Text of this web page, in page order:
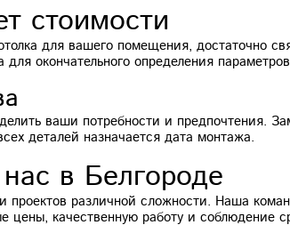
стоимости
для вашего помещения, достаточно
окончательного определения
ваши потребности и предпочтения.
деталей назначается дата монтажа.
в Белгороде
проектов различной сложности. Наша
цены, качественную работу и соблюдение